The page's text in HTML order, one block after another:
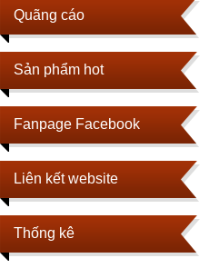
Quãng cáo
Sản phẩm hot
Fanpage Facebook
Liên kết website
Thống kê